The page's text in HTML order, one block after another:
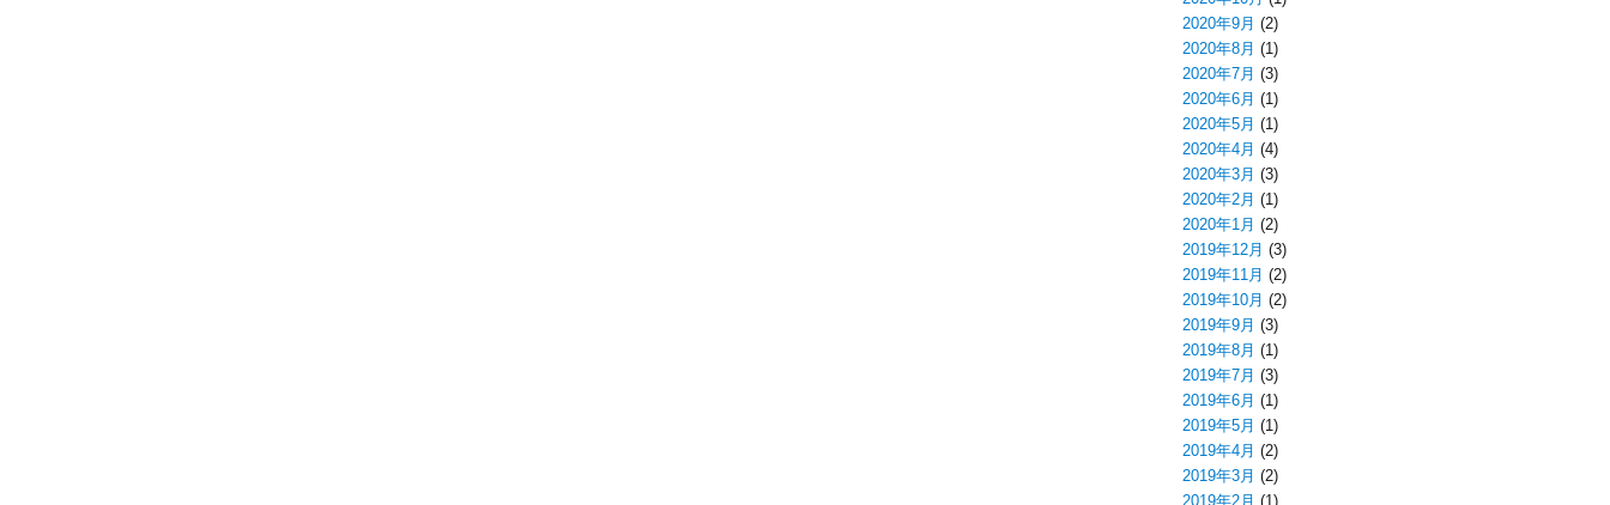
2020年9月 (2)
2020年8月 (1)
2020年7月 (3)
2020年6月 (1)
2020年5月 (1)
2020年4月 (4)
2020年3月 (3)
2020年2月 (1)
2020年1月 (2)
2019年12月 (3)
2019年11月 (2)
2019年10月 (2)
2019年9月 (3)
2019年8月 (1)
2019年7月 (3)
2019年6月 (1)
2019年5月 (1)
2019年4月 (2)
2019年3月 (2)
2019年2月 (1)